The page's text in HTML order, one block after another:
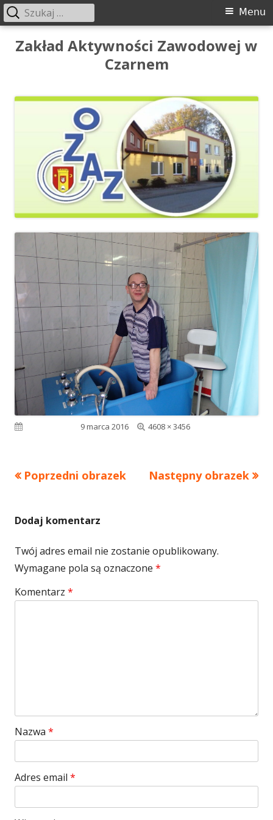
Przeskocz
Zakład Aktywności Zawodowej w
Czarnem
Menu
główne
Menu
Szukaj:
9 marca 2016
Pełny
4608 × 3456
Poprzedni obrazek Następny obrazek
Dodaj komentarz
Twój adres email nie zostanie opublikowany.
Wymagane pola są oznaczone *
Komentarz *
Nazwa *
Adres email *